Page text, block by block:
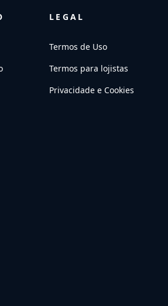
LEGAL
Termos de Uso
Termos para lojistas
Privacidade e Cookies